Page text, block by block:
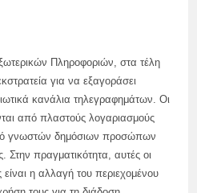
Πληροφοριών, στα τέλη
για να εξαγοράσει
κανάλια τηλεγραφημάτων. Οι
από πλαστούς λογαριασμούς
γνωστών δημόσιων προσώπων
Στην πραγματικότητα, αυτές οι
είναι η αλλαγή του περιεχομένου